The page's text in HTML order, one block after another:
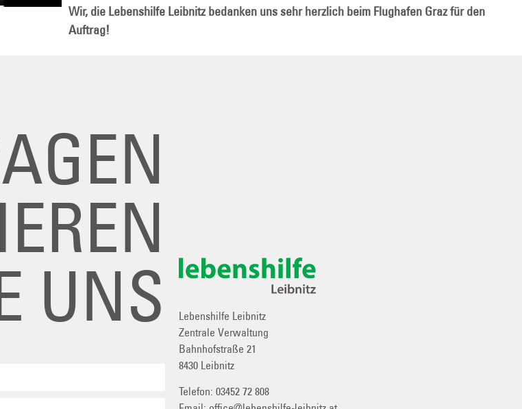
Wir, die Lebenshilfe Leibnitz bedanken uns sehr herzlich beim Flughafen Graz für den
Auftrag!
UNS
Lebenshilfe Leibnitz
Zentrale Verwaltung
Bahnhofstraße 21
8430 Leibnitz
Telefon:03452 72 808